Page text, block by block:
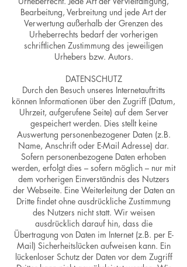
Bearbeitung, Verbreitung und jede Art der
Verwertung außerhalb der Grenzen des
Urheberrechts bedarf der vorherigen
schriftlichen Zustimmung des jeweiligen
Urhebers bzw. Autors.
DATENSCHUTZ
Durch den Besuch unseres Internetauftritts
können Informationen über den Zugriff (Datum,
Uhrzeit, aufgerufene Seite) auf dem Server
gespeichert werden. Dies stellt keine
Auswertung personenbezogener Daten (z.B.
Name, Anschrift oder E-Mail Adresse) dar.
Sofern personenbezogene Daten erhoben
werden, erfolgt dies – sofern möglich – nur mit
dem vorherigen Einverständnis des Nutzers
der Webseite. Eine Weiterleitung der Daten an
Dritte findet ohne ausdrückliche Zustimmung
des Nutzers nicht statt. Wir weisen
ausdrücklich darauf hin, dass die
Übertragung von Daten im Internet (z.B. per E-
Mail) Sicherheitslücken aufweisen kann. Ein
lückenloser Schutz der Daten vor dem Zugriff